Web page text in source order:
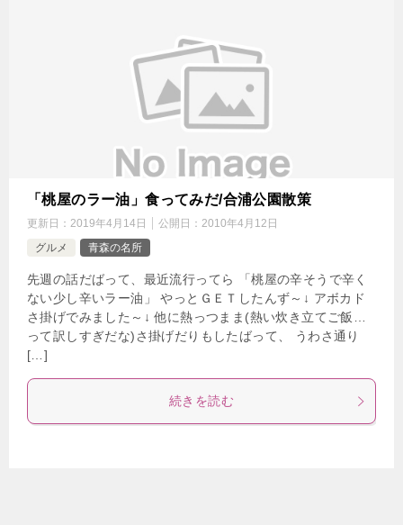
「桃屋のラー油」食ってみだ/合浦公園散策
更新日： 2019年4月14日 公開日： 2010年4月12日
グルメ
青森の名所
先週の話だばって、最近流行ってら 「桃屋の辛そうで辛く
ない少し辛いラー油」 やっとＧＥＴしたんず～↓ アボカド
さ掛げでみました～↓ 他に熱っつまま(熱い炊き立てご飯…
って訳しすぎだな)さ掛げだりもしたばって、 うわさ通り
[…]
続きを読む